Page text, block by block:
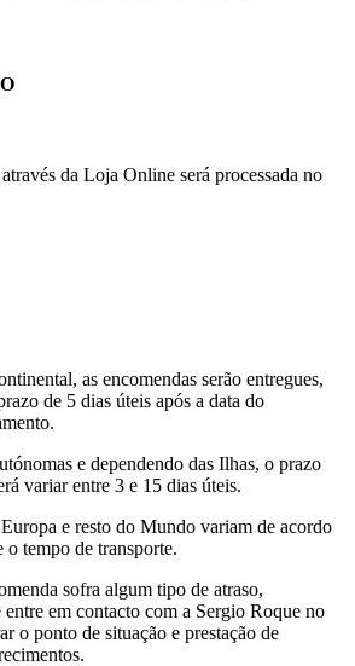
da Loja Online será processada no
as encomendas serão entregues,
de 5 dias úteis após a data do
e dependendo das Ilhas, o prazo
variar entre 3 e 15 dias úteis.
e resto do Mundo variam de acordo
o tempo de transporte.
sofra algum tipo de atraso,
em contacto com a Sergio Roque no
o ponto de situação e prestação de